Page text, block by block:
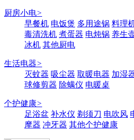
厨房小电>
早餐机 电饭煲 多用途锅 料理
毒清洗机 煮蛋器 电炖锅 养生
冰机 其他厨电
生活电器>
灭蚊器 吸尘器 取暖电器 加湿
球修剪器 除螨仪 电暖桌
个护健康>
足浴盆 补水仪 剃须刀 电吹风
摩器 冲牙器 其他个护健康